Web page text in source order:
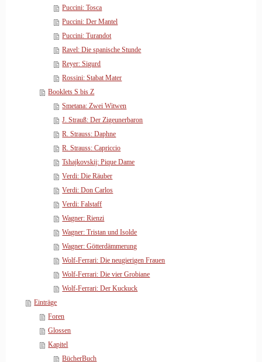
Puccini: Tosca
Puccini: Der Mantel
Puccini: Turandot
Ravel: Die spanische Stunde
Reyer: Sigurd
Rossini: Stabat Mater
Booklets S bis Z
Smetana: Zwei Witwen
J. Strauß: Der Zigeunerbaron
R. Strauss: Daphne
R. Strauss: Capriccio
Tshajkovskij: Pique Dame
Verdi: Die Räuber
Verdi: Don Carlos
Verdi: Falstaff
Wagner: Rienzi
Wagner: Tristan und Isolde
Wagner: Götterdämmerung
Wolf-Ferrari: Die neugierigen Frauen
Wolf-Ferrari: Die vier Grobiane
Wolf-Ferrari: Der Kuckuck
Einträge
Foren
Glossen
Kapitel
BücherBuch